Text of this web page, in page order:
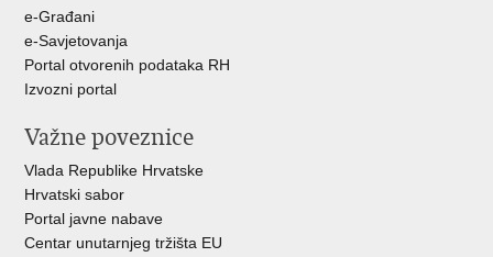
e-Građani
e-Savjetovanja
Portal otvorenih podataka RH
Izvozni portal
Važne poveznice
Vlada Republike Hrvatske
Hrvatski sabor
Portal javne nabave
Centar unutarnjeg tržišta EU